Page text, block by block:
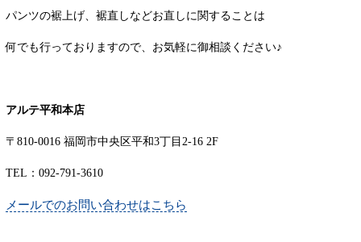
パンツの裾上げ、裾直しなどお直しに関することは
何でも行っておりますので、お気軽に御相談ください♪
アルテ平和本店
〒810-0016 福岡市中央区平和3丁目2-16 2F
TEL：092-791-3610
メールでのお問い合わせはこちら